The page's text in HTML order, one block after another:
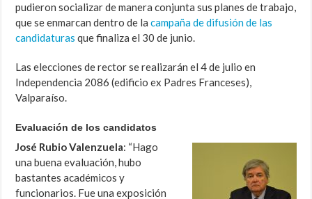
pudieron socializar de manera conjunta sus planes de trabajo,
que se enmarcan dentro de lacampaña de difusión de las
candidaturas que finaliza el 30 de junio.
Las elecciones de rector se realizarán el 4 de julio en
Independencia 2086 (edificio ex Padres Franceses),
Valparaíso.
Evaluación de los candidatos
José Rubio Valenzuela: “Hago
una buena evaluación, hubo
bastantes académicos y
funcionarios. Fue una exposición